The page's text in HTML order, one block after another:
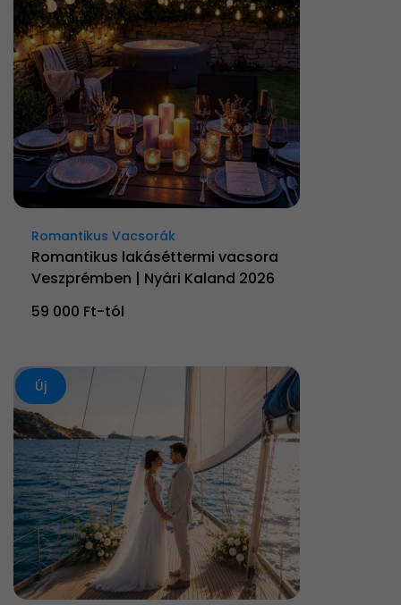
Romantikus Vacsorák
Romantikus lakáséttermi vacsora
Veszprémben | Nyári Kaland 2026
59 000 Ft-tól
Új